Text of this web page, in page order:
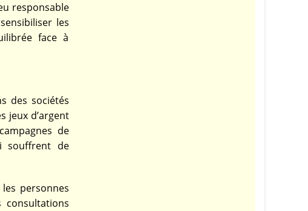
responsable
les
face à
des sociétés
jeux d’argent
de
souffrent de
personnes
consultations